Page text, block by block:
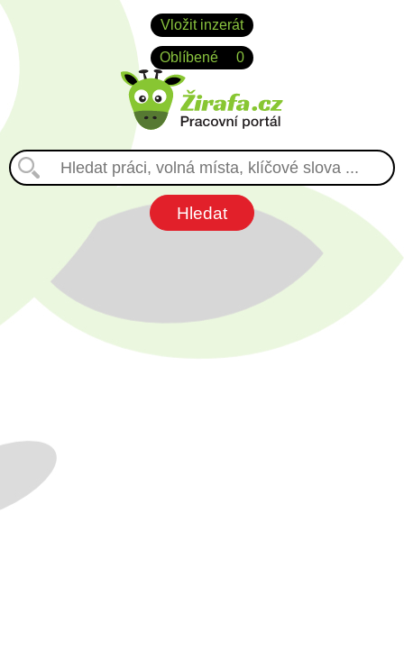
Vložit inzerát
Oblíbené 0